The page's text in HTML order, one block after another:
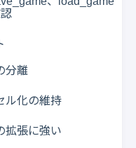
分離
ル化の維持
拡張に強い